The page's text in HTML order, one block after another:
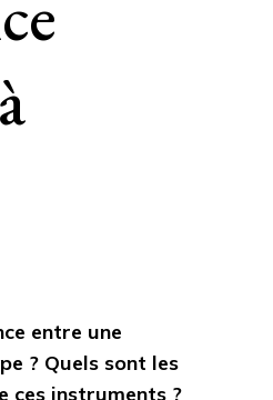
entre une
? Quels sont les
ces instruments ?